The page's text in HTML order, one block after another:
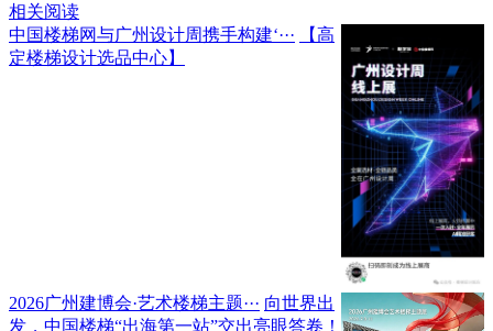
相关阅读
中国楼梯网与广州设计周携手构建‘···
【高
定楼梯设计选品中心】
2026广州建博会·艺术楼梯主题··· 向世界出
发，中国楼梯“出海第一站”交出亮眼答卷！